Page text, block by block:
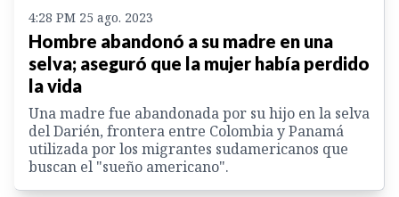
4:28 PM 25 ago. 2023
Hombre abandonó a su madre en una
selva; aseguró que la mujer había perdido
la vida
Una madre fue abandonada por su hijo en la selva
del Darién, frontera entre Colombia y Panamá
utilizada por los migrantes sudamericanos que
buscan el "sueño americano".